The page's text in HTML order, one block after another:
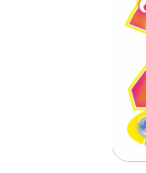
Подарункові